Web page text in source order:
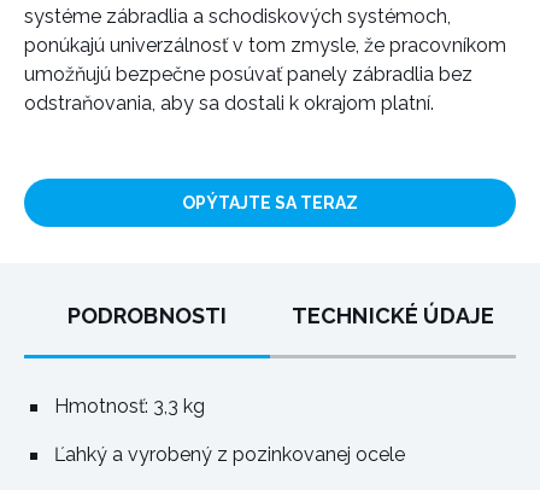
systéme zábradlia a schodiskových systémoch,
ponúkajú univerzálnosť v tom zmysle, že pracovníkom
umožňujú bezpečne posúvať panely zábradlia bez
odstraňovania, aby sa dostali k okrajom platní.
OPÝTAJTE SA TERAZ
PODROBNOSTI TECHNICKÉ ÚDAJE
Hmotnosť: 3,3 kg
Ľahký a vyrobený z pozinkovanej ocele